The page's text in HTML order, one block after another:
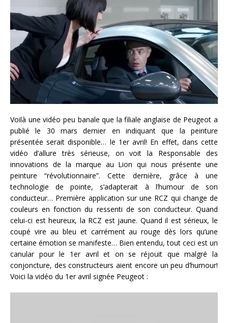
Voilà une vidéo peu banale que la filiale anglaise de Peugeot a
publié le 30 mars dernier en indiquant que la peinture
présentée serait disponible… le 1er avril! En effet, dans cette
vidéo d’allure très sérieuse, on voit la Responsable des
innovations de la marque au Lion qui nous présente une
peinture “révolutionnaire”. Cette dernière, grâce à une
technologie de pointe, s’adapterait à l’humour de son
conducteur… Première application sur une RCZ qui change de
couleurs en fonction du ressenti de son conducteur. Quand
celui-ci est heureux, la RCZ est jaune. Quand il est sérieux, le
coupé vire au bleu et carrément au rouge dès lors qu’une
certaine émotion se manifeste… Bien entendu, tout ceci est un
canular pour le 1er avril et on se réjouit que malgré la
conjoncture, des constructeurs aient encore un peu d’humour!
Voici la vidéo du 1er avril signée Peugeot :